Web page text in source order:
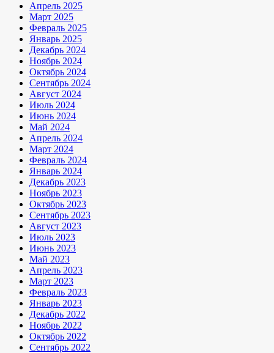
Апрель 2025
Март 2025
Февраль 2025
Январь 2025
Декабрь 2024
Ноябрь 2024
Октябрь 2024
Сентябрь 2024
Август 2024
Июль 2024
Июнь 2024
Май 2024
Апрель 2024
Март 2024
Февраль 2024
Январь 2024
Декабрь 2023
Ноябрь 2023
Октябрь 2023
Сентябрь 2023
Август 2023
Июль 2023
Июнь 2023
Май 2023
Апрель 2023
Март 2023
Февраль 2023
Январь 2023
Декабрь 2022
Ноябрь 2022
Октябрь 2022
Сентябрь 2022